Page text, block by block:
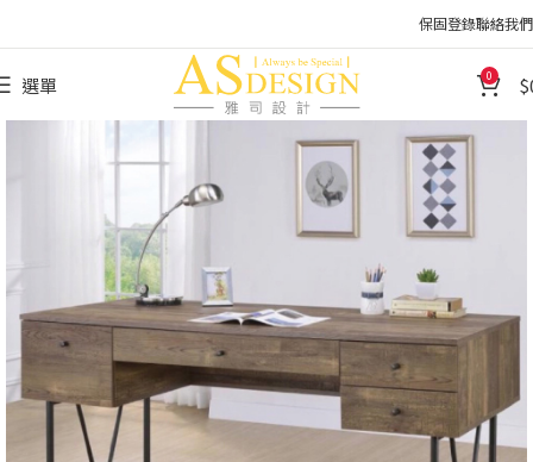
保固登錄聯絡我們
選單 0